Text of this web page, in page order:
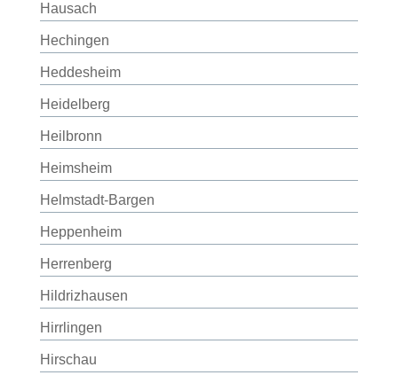
Hausach
Hechingen
Heddesheim
Heidelberg
Heilbronn
Heimsheim
Helmstadt-Bargen
Heppenheim
Herrenberg
Hildrizhausen
Hirrlingen
Hirschau